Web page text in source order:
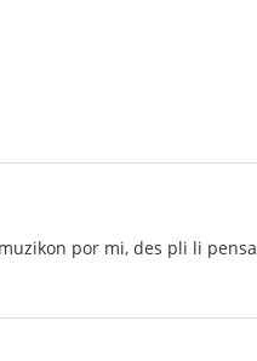
por mi, des pli li